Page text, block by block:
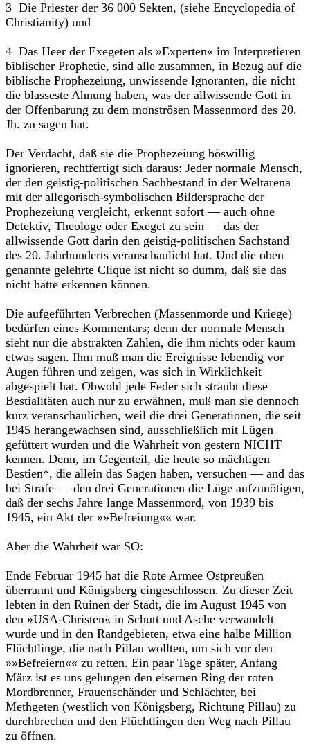
3 Die Priester der 36 000 Sekten, (siehe Encyclopedia of
Christianity) und
4 Das Heer der Exegeten als »Experten« im Interpretieren
bibli­scher Prophetie, sind alle zusammen, in Bezug auf die
biblische Prophezeiung, unwissende Ignoranten, die nicht
die blasseste Ahnung haben, was der allwissende Gott in
der Offen­barung zu dem monströsen Massenmord des 20.
Jh. zu sagen hat.
Der Verdacht, daß sie die Prophezeiung böswillig
ignorieren, rechtfertigt sich daraus: Jeder normale Mensch,
der den geistig-politischen Sachbe­stand in der Weltarena
mit der allegorisch-symbolischen Bildersprache der
Prophezeiung vergleicht, erkennt sofort –– auch ohne
Detektiv, Theo­loge oder Exeget zu sein –– das der
allwissende Gott darin den geistig-politischen Sachstand
des 20. Jahrhunderts veranschaulicht hat. Und die oben
genannte gelehrte Clique ist nicht so dumm, daß sie das
nicht hätte erkennen können.
Die aufgeführten Verbrechen (Massenmorde und Kriege)
bedürfen eines Kommentars; denn der normale Mensch
sieht nur die abstrakten Zahlen, die ihm nichts oder kaum
etwas sagen. Ihm muß man die Ereig­nisse lebendig vor
Augen führen und zeigen, was sich in Wirklichkeit
abgespielt hat. Obwohl jede Feder sich sträubt diese
Bestialitäten auch nur zu erwähnen, muß man sie dennoch
kurz veranschaulichen, weil die drei Generationen, die seit
1945 herangewachsen sind, ausschließlich mit Lügen
gefüttert wurden und die Wahr­heit von gestern NICHT
kennen. Denn, im Gegenteil, die heute so mächtigen
Bestien*, die allein das Sagen haben, versuchen –– and das
bei Strafe –– den drei Generationen die Lüge aufzunötigen,
daß der sechs Jahre lange Massen­mord, von 1939 bis
1945, ein Akt der »»Befreiung«« war.
Aber die Wahrheit war SO:
Ende Februar 1945 hat die Rote Armee Ostpreußen
überrannt und Königsberg eingeschlossen. Zu dieser Zeit
lebten in den Ruinen der Stadt, die im August 1945 von
den »USA-Christen« in Schutt und Asche verwandelt
wurde und in den Randgebieten, etwa eine halbe Million
Flüchtlinge, die nach Pillau wollten, um sich vor den
»»Befrei­ern«« zu retten. Ein paar Tage später, Anfang
März ist es uns gelungen den eisernen Ring der roten
Mordbrenner, Frauenschänder und Schlächter, bei
Methgeten (westlich von Königsberg, Richtung Pillau) zu
durchbrechen und den Flüchtlingen den Weg nach Pillau
zu öffnen.